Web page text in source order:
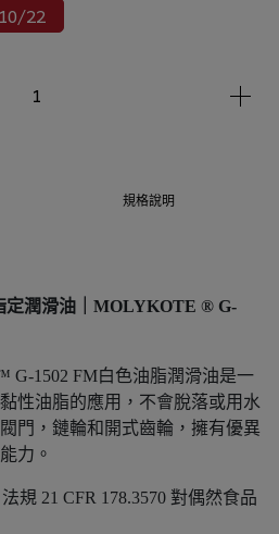
22
規格說明
潤滑油｜MOLYKOTE ® G-
G-1502 FM白色油脂潤滑油是一
性油脂的應用，不會脫落或用水
門，鏈輪和開式齒輪，擁有優異
力。
規 21 CFR 178.3570 對偶然食品